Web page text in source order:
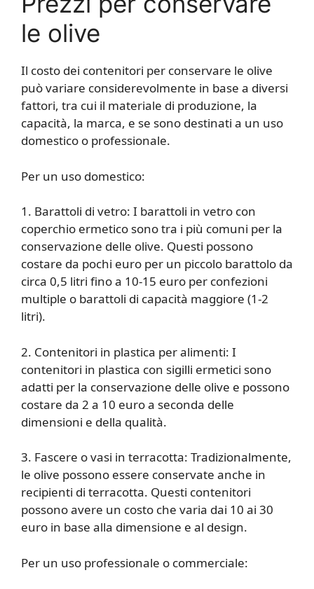
le olive
Il costo dei contenitori per conservare le olive
può variare considerevolmente in base a diversi
fattori, tra cui il materiale di produzione, la
capacità, la marca, e se sono destinati a un uso
domestico o professionale.
Per un uso domestico:
1. Barattoli di vetro: I barattoli in vetro con
coperchio ermetico sono tra i più comuni per la
conservazione delle olive. Questi possono
costare da pochi euro per un piccolo barattolo da
circa 0,5 litri fino a 10-15 euro per confezioni
multiple o barattoli di capacità maggiore (1-2
litri).
2. Contenitori in plastica per alimenti: I
contenitori in plastica con sigilli ermetici sono
adatti per la conservazione delle olive e possono
costare da 2 a 10 euro a seconda delle
dimensioni e della qualità.
3. Fascere o vasi in terracotta: Tradizionalmente,
le olive possono essere conservate anche in
recipienti di terracotta. Questi contenitori
possono avere un costo che varia dai 10 ai 30
euro in base alla dimensione e al design.
Per un uso professionale o commerciale: